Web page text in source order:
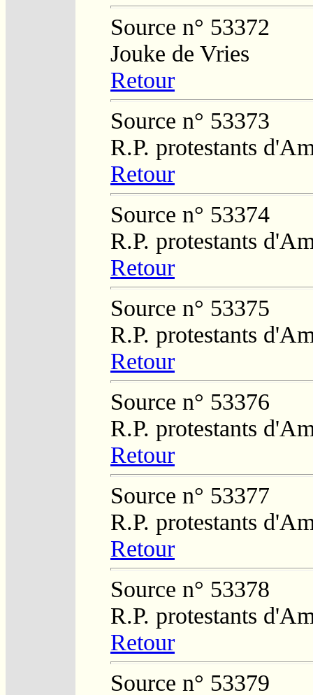
Source n° 53372
Jouke de Vries
Retour
Source n° 53373
R.P. protestants
Retour
Source n° 53374
R.P. protestants
Retour
Source n° 53375
R.P. protestants
Retour
Source n° 53376
R.P. protestants
Retour
Source n° 53377
R.P. protestants
Retour
Source n° 53378
R.P. protestants
Retour
Source n° 53379